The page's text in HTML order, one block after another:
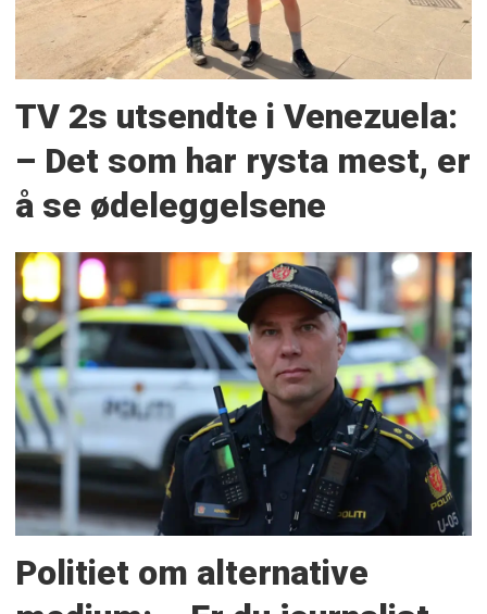
TV 2s utsendte i Venezuela:
– Det som har rysta mest, er
å se ødeleggelsene
Politiet om alternative